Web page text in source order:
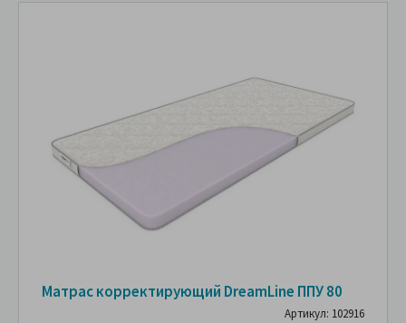
Матрас корректирующий DreamLine ППУ 80
Артикул: 102916